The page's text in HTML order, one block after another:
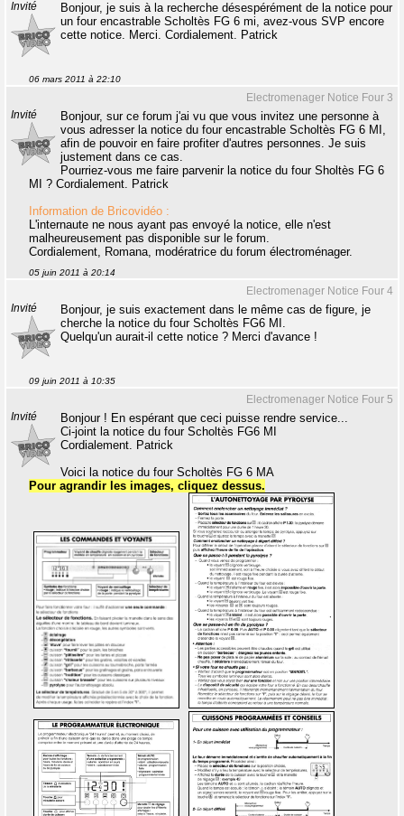
Invité
Bonjour, je suis à la recherche désespérément de la notice pour
un four encastrable Scholtès FG 6 mi, avez-vous SVP encore
cette notice. Merci. Cordialement. Patrick
06 mars 2011 à 22:10
Electromenager Notice Four 3
Invité
Bonjour, sur ce forum j'ai vu que vous invitez une personne à
vous adresser la notice du four encastrable Scholtès FG 6 MI,
afin de pouvoir en faire profiter d'autres personnes. Je suis
justement dans ce cas.
Pourriez-vous me faire parvenir la notice du four Sholtès FG 6
MI ? Cordialement. Patrick
Information de Bricovidéo :
L'internaute ne nous ayant pas envoyé la notice, elle n'est
malheureusement pas disponible sur le forum.
Cordialement, Romana, modératrice du forum électroménager.
05 juin 2011 à 20:14
Electromenager Notice Four 4
Invité
Bonjour, je suis exactement dans le même cas de figure, je
cherche la notice du four Scholtès FG6 MI.
Quelqu'un aurait-il cette notice ? Merci d'avance !
09 juin 2011 à 10:35
Electromenager Notice Four 5
Invité
Bonjour ! En espérant que ceci puisse rendre service...
Ci-joint la notice du four Scholtès FG6 MI
Cordialement. Patrick
Voici la notice du four Scholtès FG 6 MA
Pour agrandir les images, cliquez dessus.